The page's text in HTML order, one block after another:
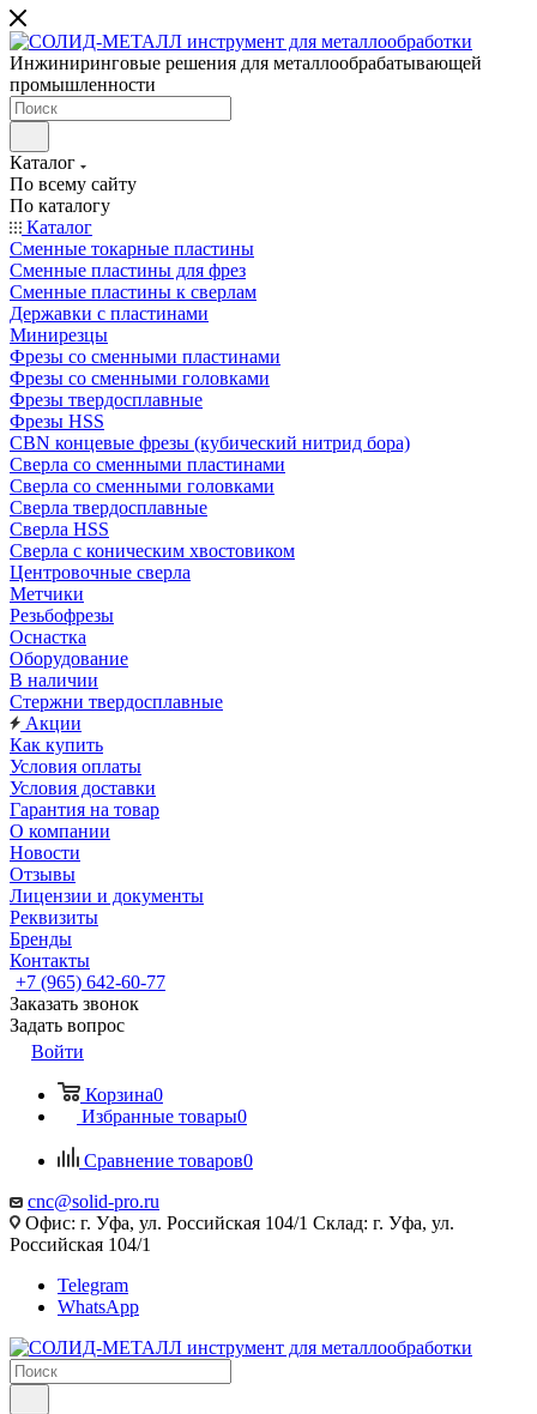
Инжиниринговые решения для металлообрабатывающей
промышленности
Каталог
По всему сайту
По каталогу
Каталог
Сменные токарные пластины
Сменные пластины для фрез
Сменные пластины к сверлам
Державки с пластинами
Минирезцы
Фрезы со сменными пластинами
Фрезы со сменными головками
Фрезы твердосплавные
Фрезы HSS
CBN концевые фрезы (кубический нитрид бора)
Сверла со сменными пластинами
Сверла со сменными головками
Сверла твердосплавные
Сверла HSS
Сверла с коническим хвостовиком
Центровочные сверла
Метчики
Резьбофрезы
Оснастка
Оборудование
В наличии
Стержни твердосплавные
Акции
Как купить
Условия оплаты
Условия доставки
Гарантия на товар
О компании
Новости
Отзывы
Лицензии и документы
Реквизиты
Бренды
Контакты
+7 (965) 642-60-77
Заказать звонок
Задать вопрос
Войти
Корзина0
Избранные товары0
Сравнение товаров0
cnc@solid-pro.ru
Офис: г. Уфа, ул. Российская 104/1 Склад: г. Уфа, ул.
Российская 104/1
Telegram
WhatsApp